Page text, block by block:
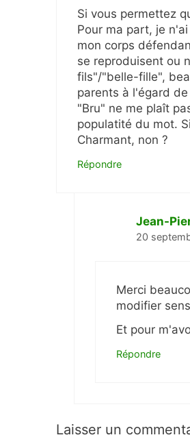
Si vous permettez
Pour ma part, je
mon corps
se reproduisent ou
fils"/"belle-fille",
parents à l'égard
"Bru" ne me plaît
populatité du mot.
Charmant, non ?
Répondre
Jean-
20
Merci
modifier
Et pour
Répondre
Laisser un